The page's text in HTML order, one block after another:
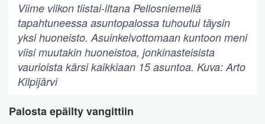
Viime viikon tiistai-iltana Pellosniemellä
tapahtuneessa asuntopalossa tuhoutui täysin
yksi huoneisto. Asuinkelvottomaan kuntoon meni
viisi muutakin huoneistoa, jonkinasteisista
vaurioista kärsi kaikkiaan 15 asuntoa. Kuva: Arto
Kilpijärvi
Palosta epäilty vangittiin